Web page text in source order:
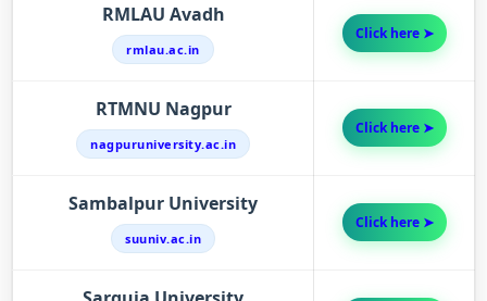
RMLAU Avadh
rmlau.ac.in
Click here ➤
RTMNU Nagpur
nagpuruniversity.ac.in
Click here ➤
Sambalpur University
suuniv.ac.in
Click here ➤